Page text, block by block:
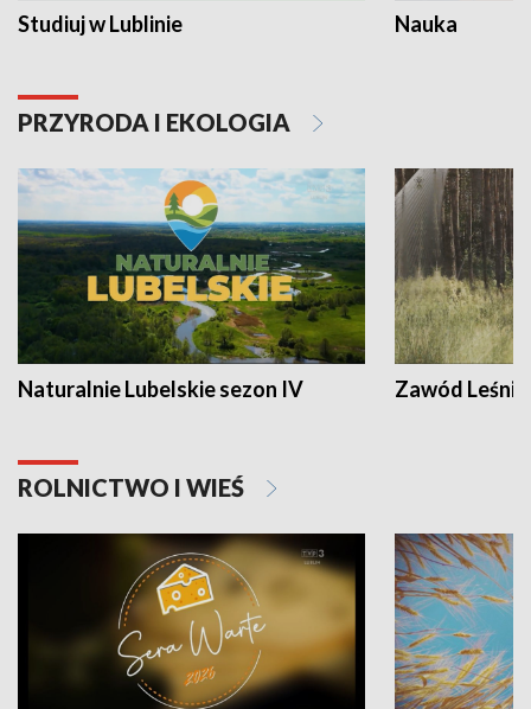
Studiuj w Lublinie Nauka
PRZYRODA I EKOLOGIA
Naturalnie Lubelskie sezon IV Zawód Leśnik
ROLNICTWO I WIEŚ